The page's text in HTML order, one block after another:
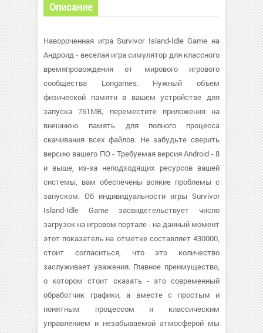
Описание
Навороченная игра Survivor Island-Idle Game на
Андроид - веселая игра симулятор для классного
времяпровождения от мирового игрового
сообщества Longames. Нужный объем
физической памяти в вашем устройстве для
запуска 761MB, переместите приложения на
внешнюю память для полного процесса
скачивания всех файлов. Не забудьте сверить
версию вашего ПО - Требуемая версия Android - 8
и выше, из-за неподходящих ресурсов вашей
системы, вам обеспечены всякие проблемы с
запуском. Об индивидуальности игры Survivor
Island-Idle Game засвидетельствует число
загрузок на игровом портале - на данный момент
этот показатель на отметке составляет 430000,
стоит согласиться, что это количество
заслуживает уважения. Главное преимущество,
о котором стоит сказать - это современный
обработчик графики, а вместе с простым и
понятным процессом и классическим
управлением и незабываемой атмосферой мы